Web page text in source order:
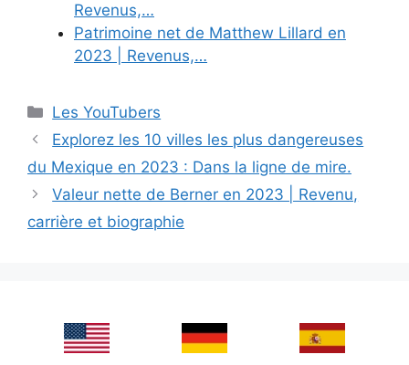
Revenus,…
Patrimoine net de Matthew Lillard en
2023 | Revenus,…
Categories
Les YouTubers
Explorez les 10 villes les plus dangereuses
du Mexique en 2023 : Dans la ligne de mire.
Valeur nette de Berner en 2023 | Revenu,
carrière et biographie